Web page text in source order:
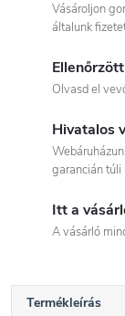
Vásároljon
általunk
Olvasd el
Hivatalos
garancián túli
Itt a
A vásárló
Termékleírás